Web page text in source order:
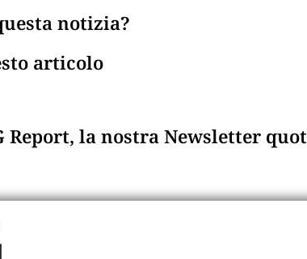
notizia?
articolo
Report, la nostra Newsletter